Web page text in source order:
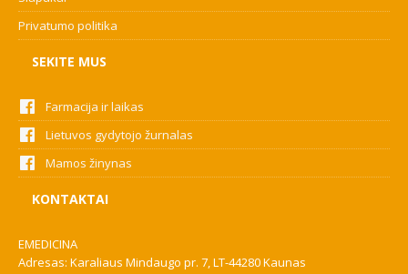
Privatumo politika
SEKITE MUS
Farmacija ir laikas
Lietuvos gydytojo žurnalas
Mamos žinynas
KONTAKTAI
EMEDICINA
Adresas: Karaliaus Mindaugo pr. 7, LT-44280 Kaunas